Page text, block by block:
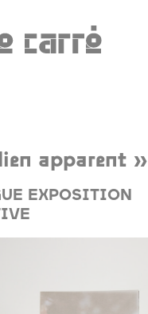
apparent »
EXPOSITION